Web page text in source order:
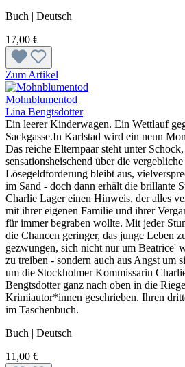
Buch | Deutsch
17,00 €
Zum Artikel
Mohnblumentod
Lina Bengtsdotter
Ein leerer Kinderwagen. Ein Wettlauf
Sackgasse.In Karlstad wird ein neun
Das reiche Elternpaar steht unter
sensationsheischend über die
Lösegeldforderung bleibt aus,
im Sand - doch dann erhält die brillante
Charlie Lager einen Hinweis, der alles
mit ihrer eigenen Familie und ihrer
für immer begraben wollte. Mit jeder
die Chancen geringer, das junge Leben
gezwungen, sich nicht nur um Beatrice'
zu treiben - sondern auch aus Angst um
um die Stockholmer Kommissarin
Bengtsdotter ganz nach oben in die
Krimiautor*innen geschrieben. Ihren
im Taschenbuch.
Buch | Deutsch
11,00 €